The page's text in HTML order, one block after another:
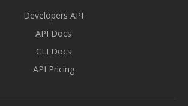
Developers API
API Docs
CLI Docs
API Pricing